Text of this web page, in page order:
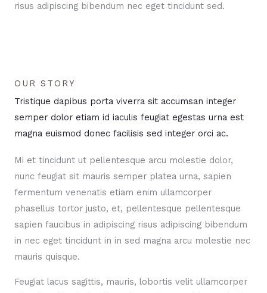
risus adipiscing bibendum nec eget tincidunt sed.
OUR STORY
Tristique dapibus porta viverra sit accumsan integer
semper dolor etiam id iaculis feugiat egestas urna est
magna euismod donec facilisis sed integer orci ac.
Mi et tincidunt ut pellentesque arcu molestie dolor,
nunc feugiat sit mauris semper platea urna, sapien
fermentum venenatis etiam enim ullamcorper
phasellus tortor justo, et, pellentesque pellentesque
sapien faucibus in adipiscing risus adipiscing bibendum
in nec eget tincidunt in in sed magna arcu molestie nec
mauris quisque.
Feugiat lacus sagittis, mauris, lobortis velit ullamcorper